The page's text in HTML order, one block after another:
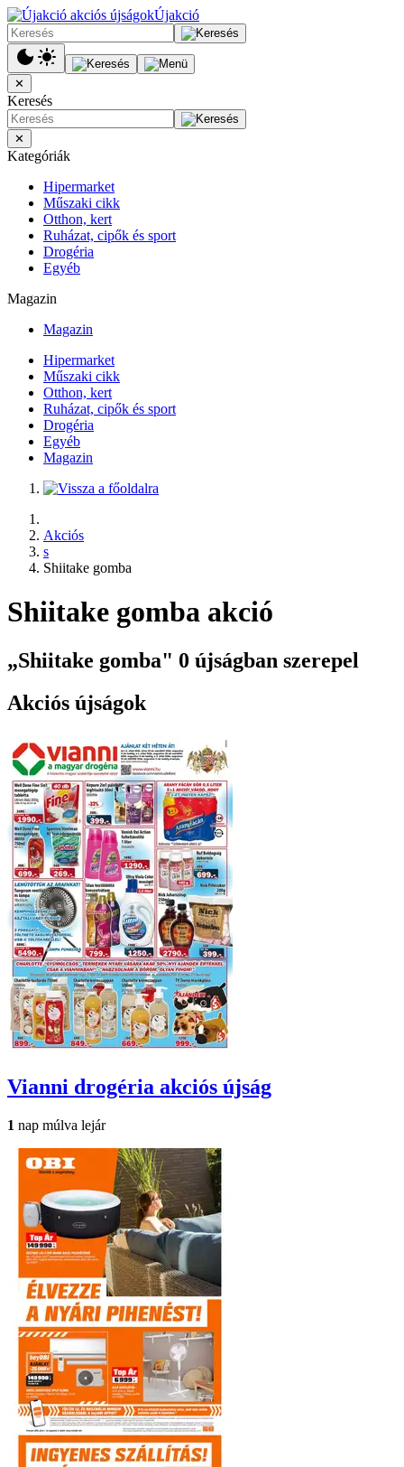
Újakció
✕
Keresés
✕
Kategóriák
Hipermarket
Műszaki cikk
Otthon, kert
Ruházat, cipők és sport
Drogéria
Egyéb
Magazin
Magazin
Hipermarket
Műszaki cikk
Otthon, kert
Ruházat, cipők és sport
Drogéria
Egyéb
Magazin
Akciós
s
Shiitake gomba
Shiitake gomba akció
„Shiitake gomba" 0 újságban szerepel
Akciós újságok
Vianni drogéria akciós újság
1 nap múlva lejár